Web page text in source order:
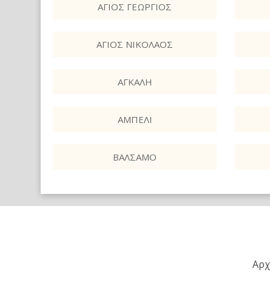
ΆΓΙΟΣ ΓΕΏΡΓΙΟΣ
ΆΓΙΟΣ ΝΙΚΌΛΑΟΣ
ΑΓΚΆΛΗ
ΑΜΠΈΛΙ
ΒΆΛΣΑΜΟ